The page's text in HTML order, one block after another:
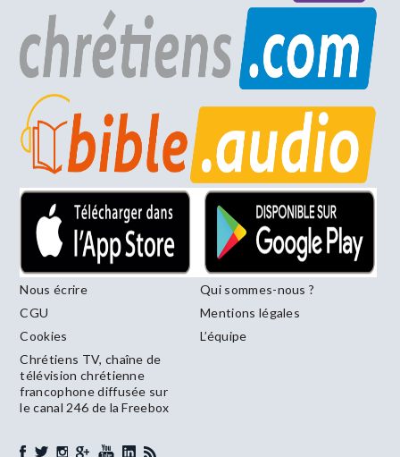
Nous écrire
Qui sommes-nous ?
CGU
Mentions légales
Cookies
L’équipe
Chrétiens TV, chaîne de
télévision chrétienne
francophone diffusée sur
le canal 246 de la Freebox